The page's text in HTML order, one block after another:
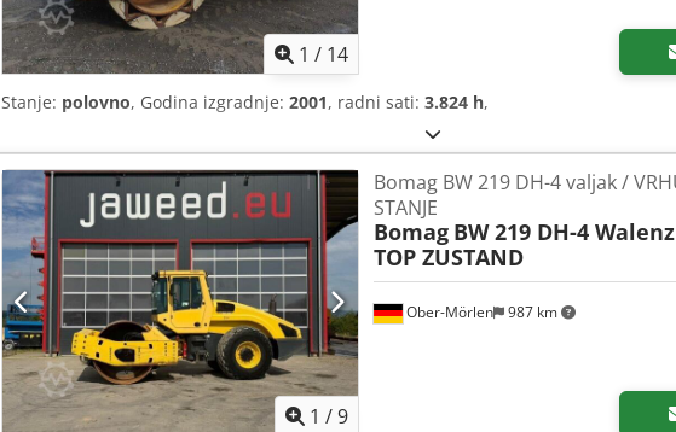
1 / 14
Stanje: polovno, Godina izgradnje: 2001, radni sati: 3.824 h,
1 /9
Ober-Mörlen 987 km
Bomag BW 219 DH-4 valjak /
STANJE
Bomag BW 219 DH-4
TOP ZUSTAND